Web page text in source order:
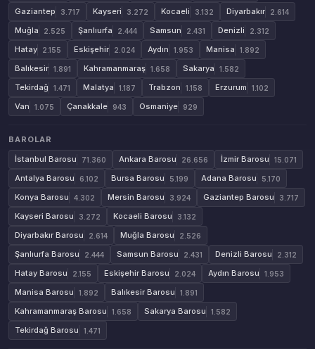
Gaziantep 3.717 Kayseri 3.272 Kocaeli 3.132 Diyarbakır 2.614
Muğla 2.525 Şanlıurfa 2.444 Samsun 2.431 Denizli 2.312
Hatay 2.155 Eskişehir 2.024 Aydın 1.953 Manisa 1.892
Balıkesir 1.891 Kahramanmaraş 1.658 Sakarya 1.582
Tekirdağ 1.471 Malatya 1.187 Trabzon 1.158 Erzurum 1.102
Van 1.075 Çanakkale 943 Osmaniye 929
BAROLAR
İstanbul Barosu
71.360 Ankara Barosu 26.656 İzmir Barosu 15.071
Antalya Barosu 6.102 Bursa Barosu 5.199 Adana Barosu 5.170
Konya Barosu 4.302 Mersin Barosu 3.924 Gaziantep Barosu 3.717
Kayseri Barosu 3.272 Kocaeli Barosu 3.132
Diyarbakır Barosu 2.614 Muğla Barosu 2.526
Şanlıurfa Barosu 2.444 Samsun Barosu 2.431 Denizli Barosu 2.312
Hatay Barosu 2.155 Eskişehir Barosu 2.024 Aydın Barosu 1.953
Manisa Barosu 1.892 Balıkesir Barosu 1.891
Kahramanmaraş Barosu 1.658 Sakarya Barosu 1.582
Tekirdağ Barosu 1.471